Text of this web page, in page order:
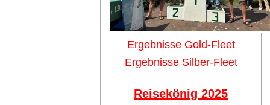
Ergebnisse Gold-Fleet
Ergebnisse Silber-Fleet
Reisekönig 2025